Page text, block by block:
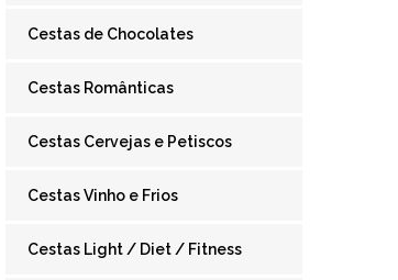
Cestas de Chocolates
Cestas Românticas
Cestas Cervejas e Petiscos
Cestas Vinho e Frios
Cestas Light / Diet / Fitness